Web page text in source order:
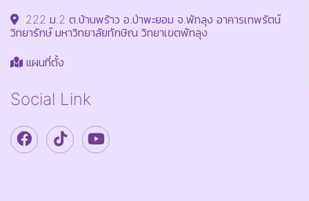
222 ม.2 ต.บ้านพร้าว อ.ป่าพะยอม จ.พัทลุง อาคารเทพรัตน์
วิทยารักษ์ มหาวิทยาลัยทักษิณ วิทยาเขตพัทลุง
แผนที่ตั้ง
Social Link